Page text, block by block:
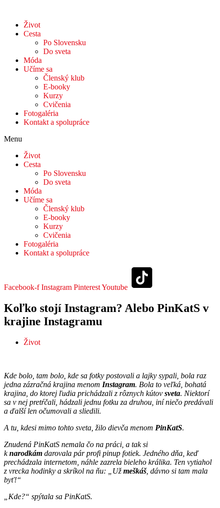
Život
Cesta
Po Slovensku
Do sveta
Móda
Učíme sa
Členský klub
E-booky
Kurzy
Cvičenia
Fotogaléria
Kontakt a spolupráce
Menu
Život
Cesta
Po Slovensku
Do sveta
Móda
Učíme sa
Členský klub
E-booky
Kurzy
Cvičenia
Fotogaléria
Kontakt a spolupráce
Facebook-f Instagram PinterestYoutube
Koľko stojí Instagram? Alebo PinKatS v
krajine Instagramu
Život
Kde bolo, tam bolo, kde sa fotky postovali a lajky sypali, bola raz
jedna zázračná krajina menom Instagram. Bola to veľká, bohatá
krajina, do ktorej ľudia prichádzali z rôznych kútov sveta. Niektorí
sa v nej pretŕčali, hádzali jednu fotku za druhou, iní niečo predávali
a ďalší len očumovali a sliedili.
A tu, kdesi mimo tohto sveta, žilo dievča menom PinKatS.
Znudená PinKatS nemala čo na práci, a tak si
knarodkám darovala pár profi pinup fotiek. Jedného dňa, keď
prechádzala internetom, náhle zazrela bieleho králika. Ten vytiahol
z vrecka hodinky a skríkol na ňu: „Užmeškáš, dávno si tam mala
byť!“
„Kde?“ spýtala sa PinKatS.